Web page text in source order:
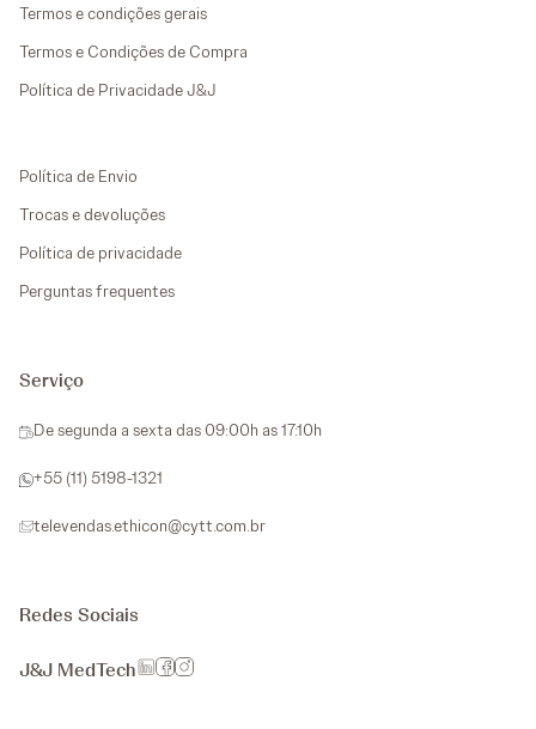
Termos e condições gerais
Termos e Condições de Compra
Política de Privacidade J&J
Política de Envio
Trocas e devoluções
Política de privacidade
Perguntas frequentes
Serviço
De segunda a sexta das 09:00h as 17:10h
+55 (11) 5198-1321
televendas.ethicon@cytt.com.br
Redes Sociais
J&J MedTech